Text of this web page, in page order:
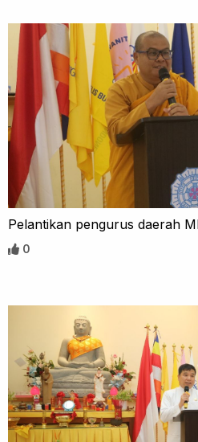
Pelantikan pengurus daerah
0